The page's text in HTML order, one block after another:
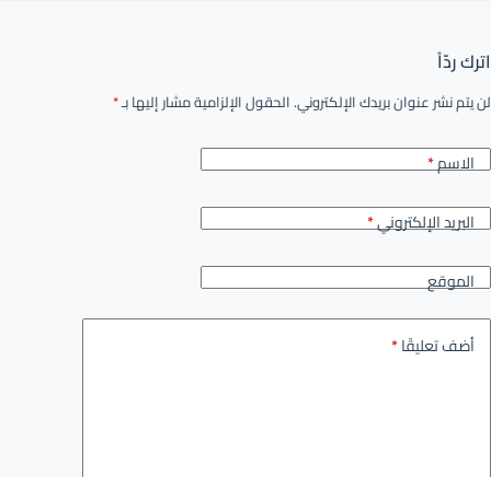
اترك ردّاً
لن يتم نشر عنوان بريدك الإلكتروني.الحقول الإلزامية مشار إليها بـ*
الاسم*
البريد الإلكتروني*
الموقع
أضف تعليقًا*